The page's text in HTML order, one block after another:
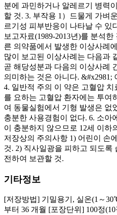
분에 과민하거나 알레르기 병력
할 것. 3. 부작용 1）드물게 가벼
르기성 피부반응이 나타날 수 있
보고자료(1989-2013년)를 분석
른 의약품에서 발생한 이상사례
많이 보고된 이상사례는 다음과
곧 해당성분과 다음의 이상사례
의미하는 것은 아니다. &#x2981;
4. 일반적 주의 이 약은 고혈압
를 요하는 고혈압 환자에는 투여
여 동물실험에서 기형 발생은 없
충분한 사용경험이 없다. 6. 소아
이 충분하지 않으므로 12세 이하
저장상의 주의사항 1) 어린이 손
것. 2) 직사일광을 피하고 되도록
전하여 보관할 것.
기타정보
[저장방법] 기밀용기, 실온(1～
부터 36 개월 [포장단위] 100정(10